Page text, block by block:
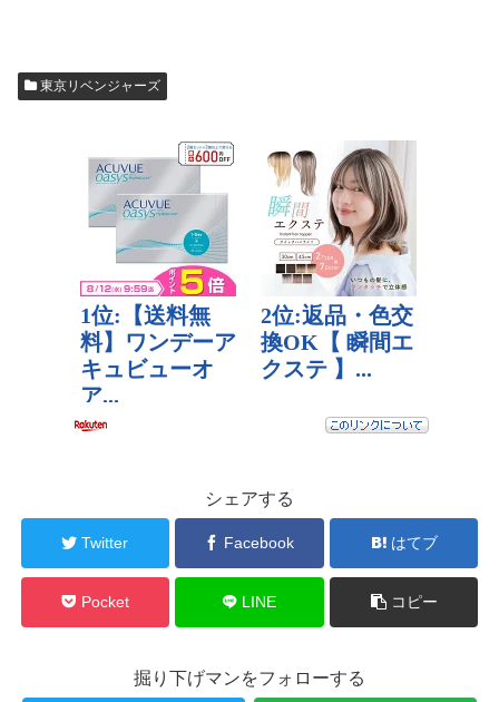
東京リベンジャーズ
シェアする
Twitter Facebook はてブ
Pocket LINE コピー
掘り下げマンをフォローする